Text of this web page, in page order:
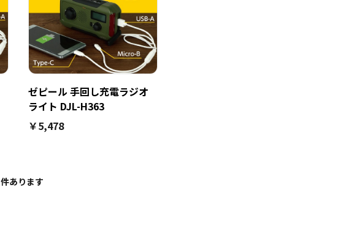
ゼピール 手回し充電ラジオ
ライト DJL-H363
￥5,478
件あります